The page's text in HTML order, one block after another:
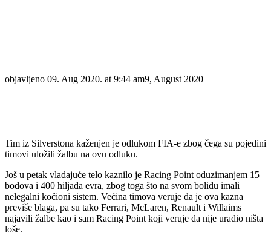
objavljeno 09. Aug 2020. at 9:44 am9, August 2020
Tim iz Silverstona kaženjen je odlukom FIA-e zbog čega su pojedini
timovi uložili žalbu na ovu odluku.
Još u petak vladajuće telo kaznilo je Racing Point oduzimanjem 15
bodova i 400 hiljada evra, zbog toga što na svom bolidu imali
nelegalni kočioni sistem. Većina timova veruje da je ova kazna
previše blaga, pa su tako Ferrari, McLaren, Renault i Willaims
najavili žalbe kao i sam Racing Point koji veruje da nije uradio ništa
loše.